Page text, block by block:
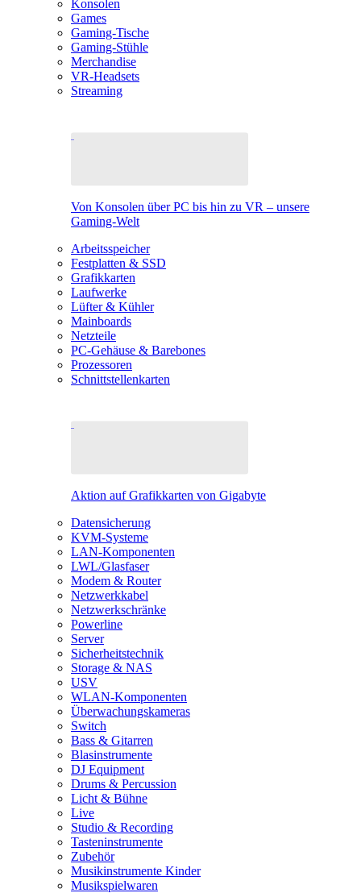
Konsolen
Games
Gaming-Tische
Gaming-Stühle
Merchandise
VR-Headsets
Streaming
Von Konsolen über PC bis hin zu VR – unsere
Gaming-Welt
Arbeitsspeicher
Festplatten & SSD
Grafikkarten
Laufwerke
Lüfter & Kühler
Mainboards
Netzteile
PC-Gehäuse & Barebones
Prozessoren
Schnittstellenkarten
Aktion auf Grafikkarten von Gigabyte
Datensicherung
KVM-Systeme
LAN-Komponenten
LWL/Glasfaser
Modem & Router
Netzwerkkabel
Netzwerkschränke
Powerline
Server
Sicherheitstechnik
Storage & NAS
USV
WLAN-Komponenten
Überwachungskameras
Switch
Bass & Gitarren
Blasinstrumente
DJ Equipment
Drums & Percussion
Licht & Bühne
Live
Studio & Recording
Tasteninstrumente
Zubehör
Musikinstrumente Kinder
Musikspielwaren